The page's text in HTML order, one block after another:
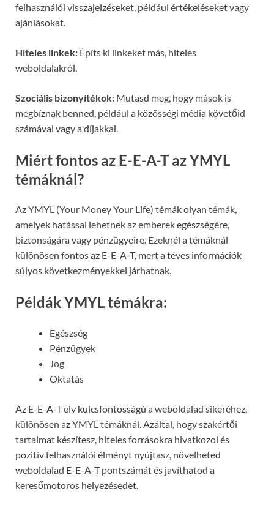
felhasználói visszajelzéseket, például értékeléseket vagy
ajánlásokat.
Hiteles linkek: Építs ki linkeket más, hiteles
weboldalakról.
Szociális bizonyítékok: Mutasd meg, hogy mások is
megbíznak benned, például a közösségi média követőid
számával vagy a díjakkal.
Miért fontos az E-E-A-T az YMYL
témáknál?
Az YMYL (Your Money Your Life) témák olyan témák,
amelyek hatással lehetnek az emberek egészségére,
biztonságára vagy pénzügyeire. Ezeknél a témáknál
különösen fontos az E-E-A-T, mert a téves információk
súlyos következményekkel járhatnak.
Példák YMYL témákra:
Egészség
Pénzügyek
Jog
Oktatás
Az E-E-A-T elv kulcsfontosságú a weboldalad sikeréhez,
különösen az YMYL témáknál. Azáltal, hogy szakértői
tartalmat készítesz, hiteles forrásokra hivatkozol és
pozitív felhasználói élményt nyújtasz, növelheted
weboldalad E-E-A-T pontszámát és javíthatod a
keresőmotoros helyezésedet.